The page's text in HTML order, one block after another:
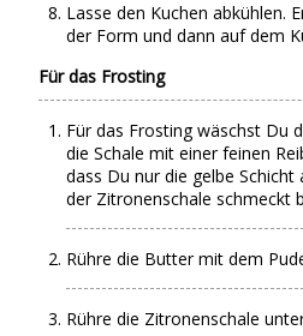
Lasse den Kuchen abkühlen.
der Form und dann auf dem
Für das Frosting
Für das Frosting wäschst Du
die Schale mit einer feinen
dass Du nur die gelbe
der Zitronenschale schmeckt
Rühre die Butter mit dem
Rühre die Zitronenschale